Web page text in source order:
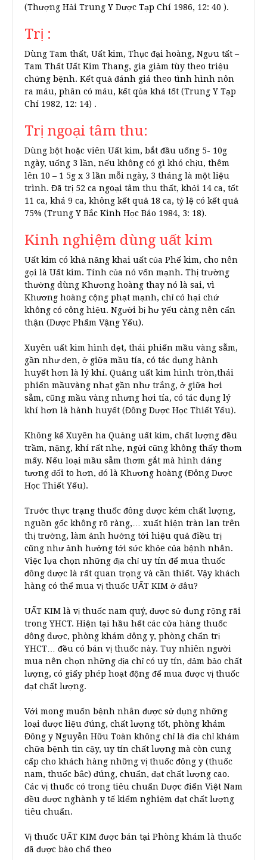
(Thượng Hải Trung Y Dược Tạp Chí 1986, 12: 40 ).
Trị :
Dùng Tam thất, Uất kim, Thục đại hoàng, Ngưu tất –
Tam Thất Uất Kim Thang, gia giảm tùy theo triệu
chứng bệnh. Kết quả đánh giá theo tình hình nôn
ra máu, phân có máu, kết qủa khá tốt (Trung Y Tạp
Chí 1982, 12: 14) .
Trị ngoại tâm thu:
Dùng bột hoặc viên Uất kim, bắt đầu uống 5- 10g
ngày, uống 3 lần, nếu không có gì khó chịu, thêm
lên 10 – 1 5g x 3 lần mỗi ngày, 3 tháng là một liệu
trình. Đã trị 52 ca ngoại tâm thu thất, khỏi 14 ca, tốt
11 ca, khá 9 ca, không kết quả 18 ca, tỷ lệ có kết quả
75% (Trung Y Bắc Kinh Học Báo 1984, 3: 18).
Kinh nghiệm dùng uất kim
Uất kim có khả năng khai uất của Phế kim, cho nên
gọi là Uất kim. Tính của nó vốn mạnh. Thị trường
thường dùng Khương hoàng thay nó là sai, vì
Khương hoàng cộng phạt mạnh, chỉ có hại chứ
không có công hiệu. Người bị hư yếu càng nên cẩn
thận (Dược Phẩm Vậng Yếu).
Xuyên uất kim hình dẹt, thái phiến mầu vàng sẫm,
gần như đen, ở giữa mầu tía, có tác dụng hành
huyết hơn là lý khí. Quảng uất kim hình tròn,thái
phiến mầuvàng nhạt gần như trắng, ở giữa hơi
sẫm, cũng mầu vàng nhưng hơi tía, có tác dụng lý
khí hơn là hành huyết (Đông Dược Học Thiết Yếu).
Không kể Xuyên ha Quảng uất kim, chất lượng đều
trầm, nặng, khí rất nhẹ, ngửi cũng không thấy thơm
mấy. Nếu loại mầu sẫm thơm gắt mà hình dáng
tương đối to hơn, đó là Khương hoàng (Đông Dược
Học Thiết Yếu).
Trước thực trạng thuốc đông dược kém chất lượng,
nguồn gốc không rõ ràng,… xuất hiện tràn lan trên
thị trường, làm ảnh hưởng tới hiệu quả điều trị
cũng như ảnh hưởng tới sức khỏe của bệnh nhân.
Việc lựa chọn những địa chỉ uy tín để mua thuốc
đông dược là rất quan trọng và cần thiết. Vậy khách
hàng có thể mua vị thuốc UẤT KIM ở đâu?
UẤT KIM là vị thuốc nam quý, được sử dụng rộng rãi
trong YHCT. Hiện tại hầu hết các cửa hàng thuốc
đông dược, phòng khám đông y, phòng chẩn trị
YHCT… đều có bán vị thuốc này. Tuy nhiên người
mua nên chọn những địa chỉ có uy tín, đảm bảo chất
lượng, có giấy phép hoạt động để mua được vị thuốc
đạt chất lượng.
Với mong muốn bệnh nhân được sử dụng những
loại dược liệu đúng, chất lượng tốt, phòng khám
Đông y Nguyễn Hữu Toàn không chỉ là đia chỉ khám
chữa bệnh tin cậy, uy tín chất lượng mà còn cung
cấp cho khách hàng những vị thuốc đông y (thuốc
nam, thuốc bắc) đúng, chuẩn, đạt chất lượng cao.
Các vị thuốc có trong tiêu chuẩn Dược điển Việt Nam
đều được nghành y tế kiểm nghiệm đạt chất lượng
tiêu chuẩn.
Vị thuốc UẤT KIM được bán tại Phòng khám là thuốc
đã được bào chế theo